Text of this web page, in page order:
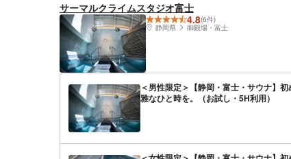
サーマルクライムスタジオ富士
4.8(6件)
静岡県
御殿場・富士
＜男性限定＞【静岡・富士・サウナ】
雅なひと時を。（お試し・5H利用）